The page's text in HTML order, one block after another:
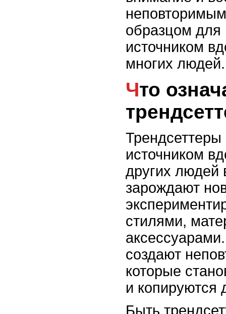
образцом для
источником
многих людей.
Что означает быть
Трендсеттеры
источником
других людей
зарождают
стилями,
создают
которые
и копируются
Быть